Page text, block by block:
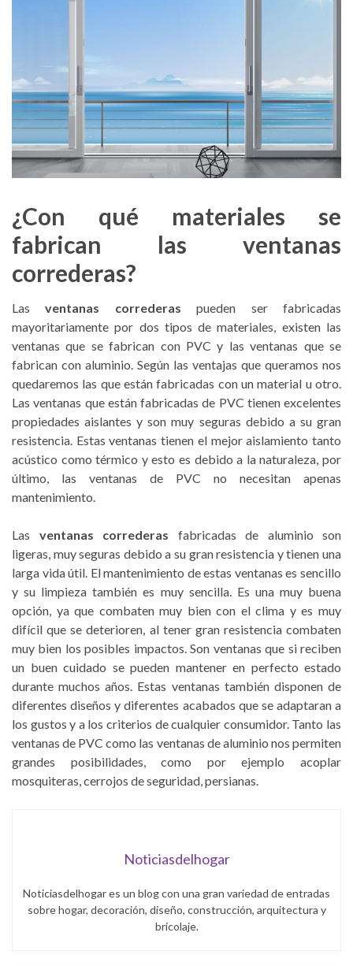
¿Con qué materiales se
fabrican las ventanas
correderas?
Lasventanas correderas pueden ser fabricadas
mayoritariamente por dos tipos de materiales, existen las
ventanas que se fabrican con PVC y las ventanas que se
fabrican con aluminio. Según las ventajas que queramos nos
quedaremos las que están fabricadas con un material u otro.
Las ventanas que están fabricadas de PVC tienen excelentes
propiedades aislantes y son muy seguras debido a su gran
resistencia. Estas ventanas tienen el mejor aislamiento tanto
acústico como térmico y esto es debido a la naturaleza, por
último, las ventanas de PVC no necesitan apenas
mantenimiento.
Las ventanas correderas fabricadas de aluminio son
ligeras, muy seguras debido a su gran resistencia y tienen una
larga vida útil. El mantenimiento de estas ventanas es sencillo
y su limpieza también es muy sencilla. Es una muy buena
opción, ya que combaten muy bien con el clima y es muy
difícil que se deterioren, al tener gran resistencia combaten
muy bien los posibles impactos. Son ventanas que si reciben
un buen cuidado se pueden mantener en perfecto estado
durante muchos años. Estas ventanas también disponen de
diferentes diseños y diferentes acabados que se adaptaran a
los gustos y a los criterios de cualquier consumidor. Tanto las
ventanas de PVC como las ventanas de aluminio nos permiten
grandes posibilidades, como por ejemplo acoplar
mosquiteras, cerrojos de seguridad, persianas.
Noticiasdelhogar
Noticiasdelhogar es un blog con una gran variedad de entradas
sobre hogar, decoración, diseño, construcción, arquitectura y
bricolaje.